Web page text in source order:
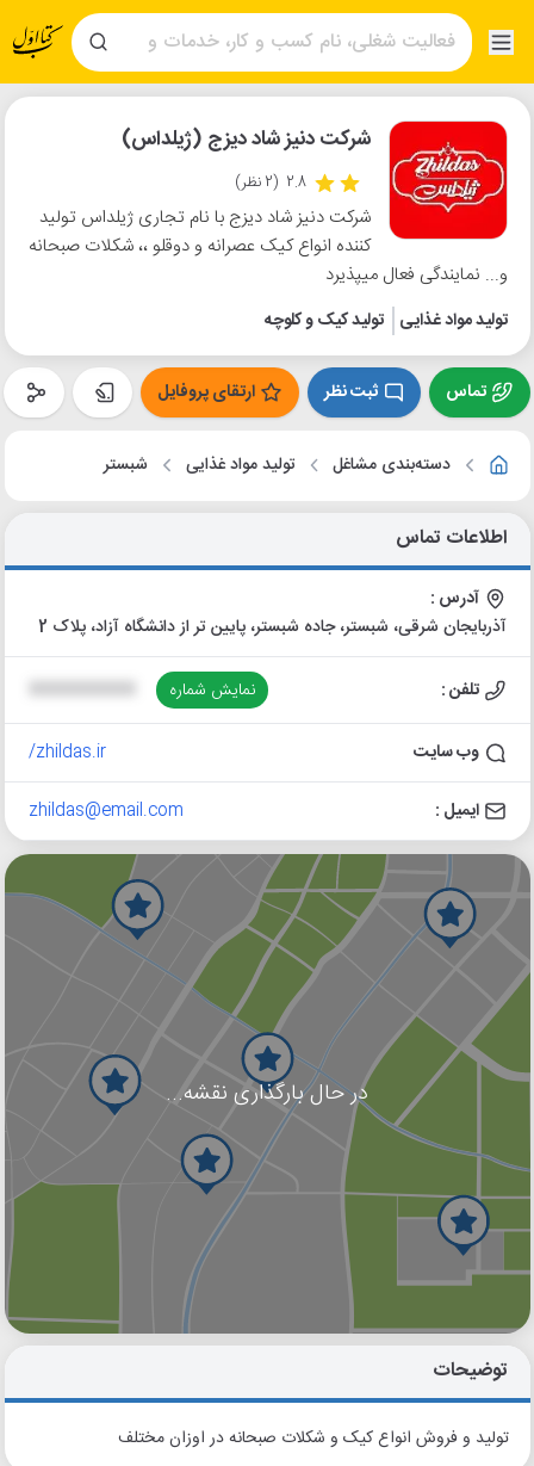
شرکت دنیز شاد دیزج (ژیلداس)
2.8 (2 نظر)
شرکت دنیز شاد دیزج با نام تجاری ژیلداس تولید
کننده انواع کیک عصرانه و دوقلو ،، شکلات صبحانه
و... نمایندگی فعال میپذیرد
تولید مواد غذایی تولید کیک و کلوچه
تماس ثبت نظر ارتقای پروفایل
دسته‌بندی مشاغل تولید مواد غذایی شبستر
اطلاعات تماس
آدرس :
آذربایجان شرقی، شبستر، جاده شبستر، پایین تر از دانشگاه آزاد، پلاک 2
تلفن : نمایش شماره
وب سایت zhildas.ir/
ایمیل : zhildas@email.com
در حال بارگذاری نقشه...
گوگل
توضیحات
تولید و فروش انواع کیک و شکلات صبحانه در اوزان مختلف